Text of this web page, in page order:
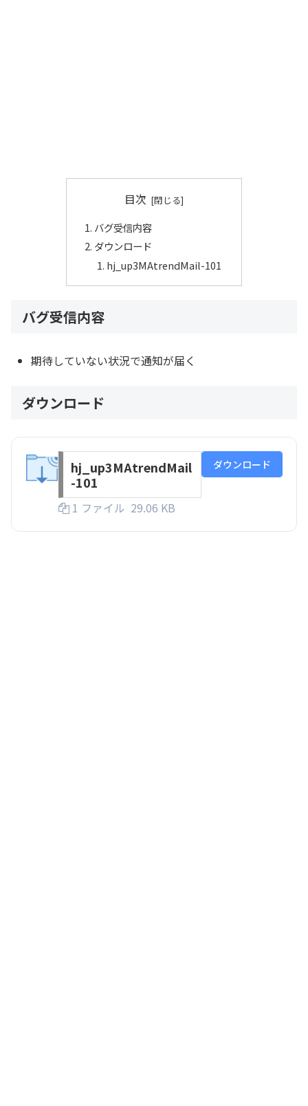
目次
バグ受信内容
ダウンロード
hj_up3MAtrendMail-101
バグ受信内容
期待していない状況で通知が届く
ダウンロード
hj_up3MAtrendMail
-101
1 ファイル 29.06 KB
ダウンロード